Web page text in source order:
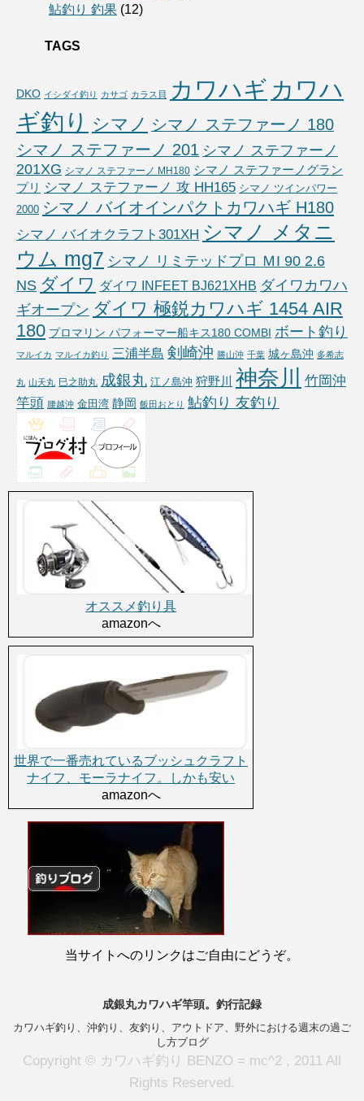
鮎釣り 釣果 (12)
TAGS
DKO イシダイ釣り カサゴ カラス貝 カワハギ カワハ
ギ釣り シマノ シマノ ステファーノ 180
シマノ ステファーノ 201 シマノ ステファーノ
201XG シマノ ステファーノ MH180 シマノ ステファーノグラン
プリ シマノ ステファーノ 攻 HH165 シマノ ツインパワー
2000 シマノ バイオインパクトカワハギ H180
シマノ バイオクラフト301XH シマノ メタニ
ウム mg7 シマノ リミテッドプロ ＭI 90 2.6
NS ダイワ ダイワ INFEET BJ621XHB ダイワカワハ
ギオープン ダイワ 極鋭カワハギ 1454 AIR
180 プロマリン パフォーマー船キス180 COMBI ボート釣り
マルイカ マルイカ釣り 三浦半島 剣崎沖 勝山沖 千葉 城ヶ島沖 多希志
丸 山天丸 巳之助丸 成銀丸 江ノ島沖 狩野川 神奈川
竹岡沖
竿頭 腰越沖 金田湾 静岡 飯田おとり 鮎釣り 友釣り
オススメ釣り具
amazonへ
世界で一番売れているブッシュクラフト
ナイフ、モーラナイフ。しかも安い
amazonへ
当サイトへのリンクはご自由にどうぞ。
成銀丸カワハギ竿頭。釣行記録
カワハギ釣り、沖釣り、友釣り、アウトドア、野外における週末の過ご
し方ブログ
Copyright © カワハギ釣り BENZO = mc^2 , 2011 All
Rights Reserved.